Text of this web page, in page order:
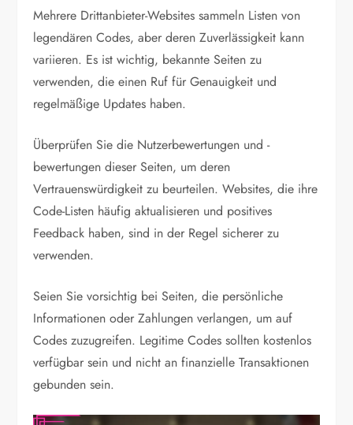
Mehrere Drittanbieter-Websites sammeln Listen von
legendären Codes, aber deren Zuverlässigkeit kann
variieren. Es ist wichtig, bekannte Seiten zu
verwenden, die einen Ruf für Genauigkeit und
regelmäßige Updates haben.
Überprüfen Sie die Nutzerbewertungen und -
bewertungen dieser Seiten, um deren
Vertrauenswürdigkeit zu beurteilen. Websites, die ihre
Code-Listen häufig aktualisieren und positives
Feedback haben, sind in der Regel sicherer zu
verwenden.
Seien Sie vorsichtig bei Seiten, die persönliche
Informationen oder Zahlungen verlangen, um auf
Codes zuzugreifen. Legitime Codes sollten kostenlos
verfügbar sein und nicht an finanzielle Transaktionen
gebunden sein.